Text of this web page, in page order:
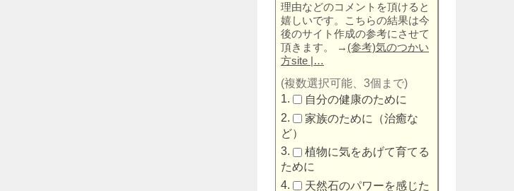
理由などのコメントを頂けると
嬉しいです。こちらの結果は今
後のサイト作成の参考にさせて
頂きます。
→ (参考)気のつかい
方site |…
(複数選択可能、3個まで)
自分の健康のために
家族のために（治癒な
ど）
植物に気をあげて育てる
ために
天然石のパワーを感じた